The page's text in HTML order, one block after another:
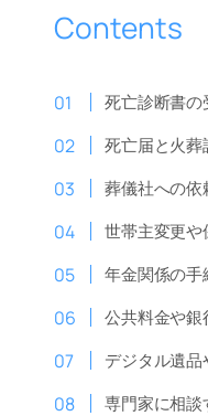
Contents
死亡診断書の
死亡届と火
葬儀社への
世帯主変更
年金関係の手
公共料金や
デジタル遺
専門家に相談